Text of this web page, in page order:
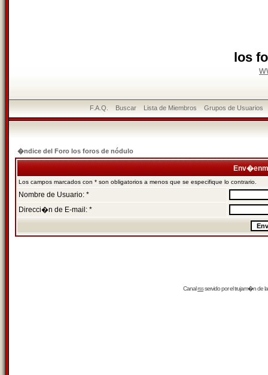
los
F.A.Q. Buscar Lista de Miembros Grupos de Usuarios
�ndice del Foro los foros de nódulo
Los campos marcados con * son obligatorios a menos que se especifique lo contrario.
Nombre de Usuario: *
Direcci�n de E-mail: *
Canalrssservido por eltrujam�nde